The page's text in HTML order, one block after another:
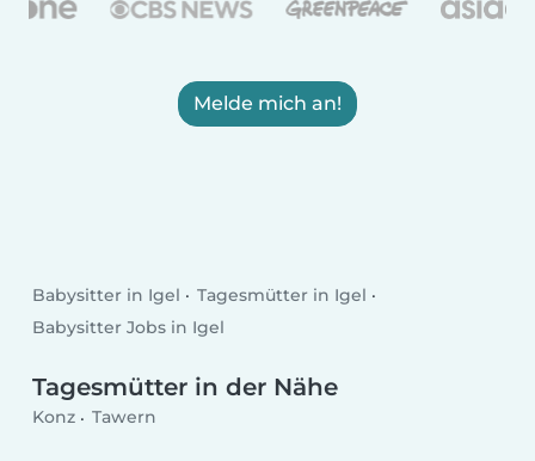
Melde mich an!
Babysitter in Igel
Tagesmütter in Igel
Babysitter Jobs in Igel
Tagesmütter in der Nähe
Konz Tawern